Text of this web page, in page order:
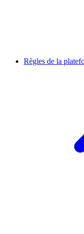
Règles de la